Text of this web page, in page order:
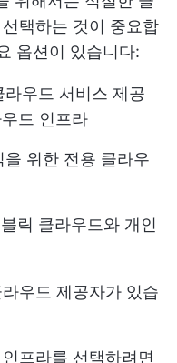
택하는 것이 중요합
옵션이 있습니다:
라우드 서비스 제공
드 인프라
을 위한 전용 클라우
릭 클라우드와 개인
우드 제공자가 있습
프라를 선택하려면